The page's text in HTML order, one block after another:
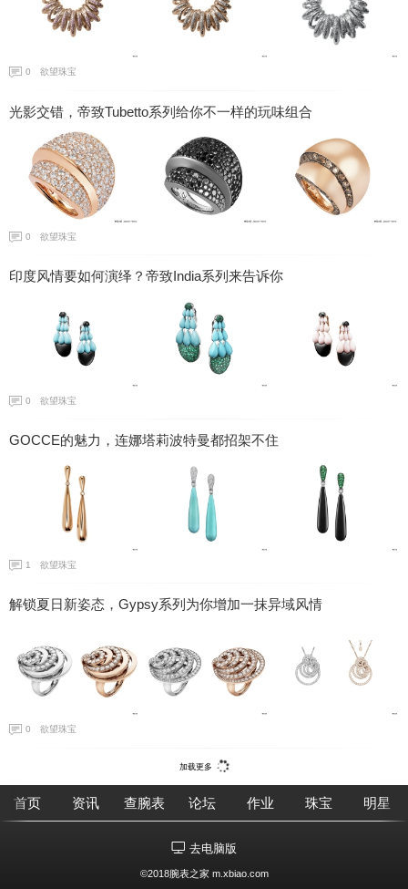
0 欲望珠宝
光影交错，帝致Tubetto系列给你不一样的玩味组合
0 欲望珠宝
印度风情要如何演绎？帝致India系列来告诉你
0 欲望珠宝
GOCCE的魅力，连娜塔莉波特曼都招架不住
1 欲望珠宝
解锁夏日新姿态，Gypsy系列为你增加一抹异域风情
0 欲望珠宝
加载更多
首页 资讯 查腕表 论坛 作业 珠宝 明星
去电脑版
©2018腕表之家 m.xbiao.com